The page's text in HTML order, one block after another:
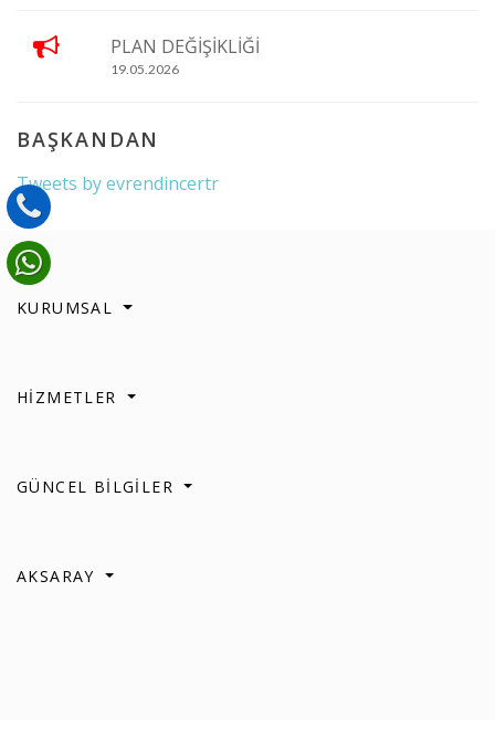
PLAN DEĞİŞİKLİĞİ
19.05.2026
BAŞKANDAN
Tweets by evrendincertr
KURUMSAL
HİZMETLER
GÜNCEL BİLGİLER
AKSARAY